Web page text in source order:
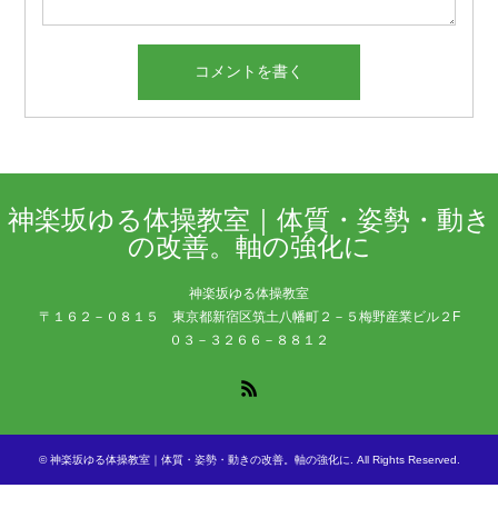
神楽坂ゆる体操教室｜体質・姿勢・動き
の改善。軸の強化に
神楽坂ゆる体操教室
〒１６２－０８１５ 東京都新宿区筑土八幡町２－５梅野産業ビル２F
０３－３２６６－８８１２
©神楽坂ゆる体操教室｜体質・姿勢・動きの改善。軸の強化に . All Rights Reserved.